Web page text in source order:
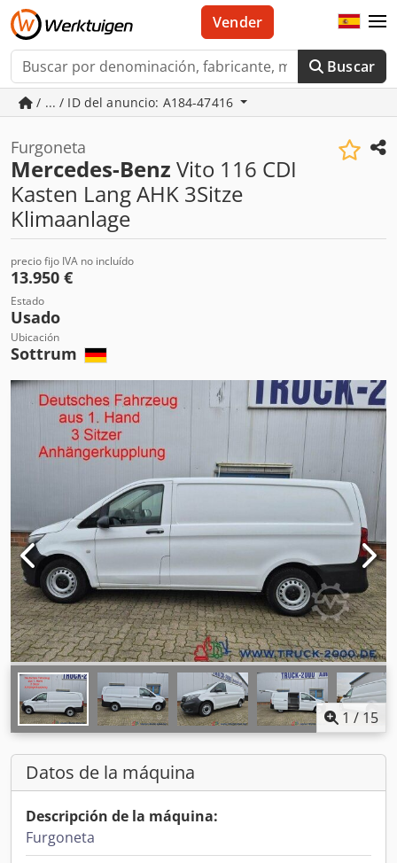
Buscar
Vender
/ ... / ID del anuncio: A184-47416
Furgoneta
Mercedes-Benz Vito 116 CDI
Kasten Lang AHK 3Sitze
Klimaanlage
precio fijo IVA no incluído
13.950 €
Estado
Usado
Ubicación
Sottrum
1 / 15
Datos de la máquina
Descripción de la máquina:
Furgoneta